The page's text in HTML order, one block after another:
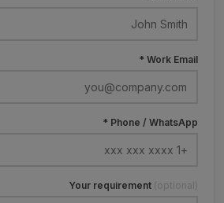
Work Email *
Phone / WhatsApp *
Your requirement (optional)